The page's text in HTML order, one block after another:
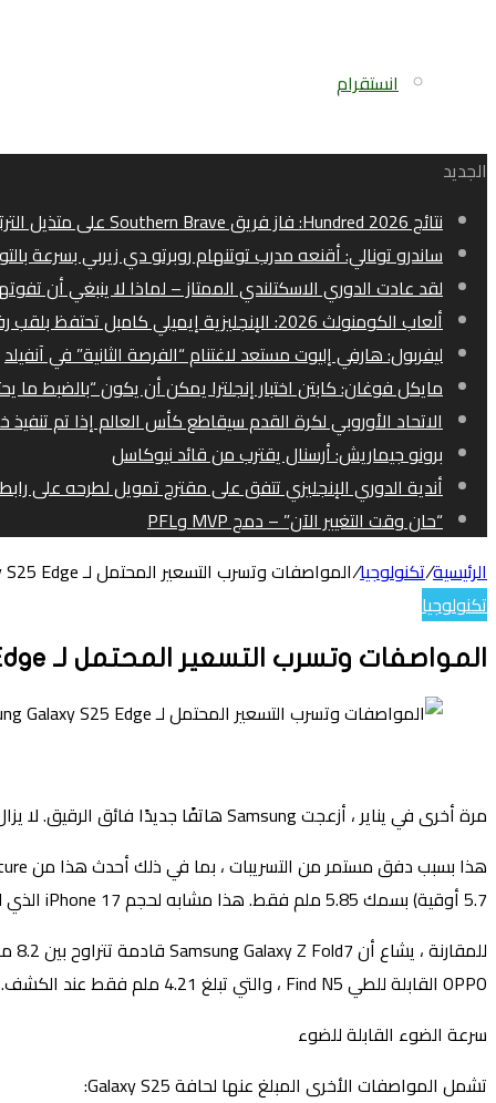
انستقرام
الجديد
نتائج Hundred 2026: فاز فريق Southern Brave على متذيل الترتيب برمنغهام فينيكس
ساندرو تونالي: أقنعه مدرب توتنهام روبرتو دي زيربي بسرعة
لقد عادت الدوري الاسكتلندي الممتاز – لماذا لا ينبغي أن
ألعاب الكومنولث 2026: الإنجليزية إيميلي كامبل تحتفظ بلقب رفع الأثقال
ليفربول: هارفي إليوت مستعد لاغتنام “الفرصة الثانية” في آنفيلد
مايكل فوغان: كابتن اختبار إنجلترا يمكن أن يكون “بالضبط ما
الاتحاد الأوروبي لكرة القدم سيقاطع كأس العالم إذا تم
برونو جيماريش: أرسنال يقترب من قائد نيوكاسل
أندية الدوري الإنجليزي تتفق على مقترح تمويل لطرحه على
“حان وقت التغيير الآن” – دمج MVP وPFL
الرئيسية/تكنولوجيا/المواصفات وتسرب التسعير المحتمل لـ Samsung Galaxy S25 Edge
تكنولوجيا
المواصفات وتسرب التسعير المحتمل لـ Samsung Galaxy S25 Edge
فيسبوك
لينكدإن
بينتيريست
واتساب
مرة أخرى في يناير ، أزعجت Samsung هاتفًا جديدًا فائق الرقيق. لا يزال Samsung لم ترفع الحجاب تمامًا من ما يسمى Galaxy S25 Edge ، لكن يبدو أننا نعرف كل شيء عنها بالفعل.
5.7 أوقية) بسمك 5.85 ملم فقط. هذا مشابه لحجم iPhone 17 الذي لم يتم إصداره بعد.
OPPO القابلة للطي Find N5 ، والتي تبلغ 4.21 ملم فقط عند الكشف.
سرعة الضوء القابلة للضوء
تشمل المواصفات الأخرى المبلغ عنها لحافة Galaxy S25: